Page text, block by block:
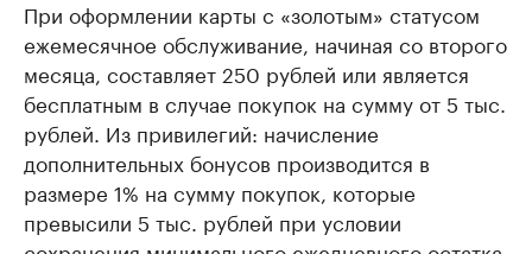
При оформлении карты с «золотым» статусом
ежемесячное обслуживание, начиная со второго
месяца, составляет 250 рублей или является
бесплатным в случае покупок на сумму от 5 тыс.
рублей. Из привилегий: начисление
дополнительных бонусов производится в
размере 1% на сумму покупок, которые
превысили 5 тыс. рублей при условии